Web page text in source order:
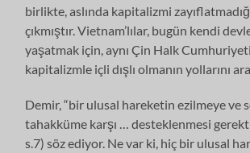
birlikte, aslında kapitalizmi
çıkmıştır. Vietnam’lılar, bugün kendi
yaşatmak için, aynı Çin Halk
kapitalizmle içli dışlı olmanın yollarını
Demir, “bir ulusal hareketin ezilmeye ve
tahakküme karşı … desteklenmesi
s.7) söz ediyor. Ne var ki, hiç bir ulusal